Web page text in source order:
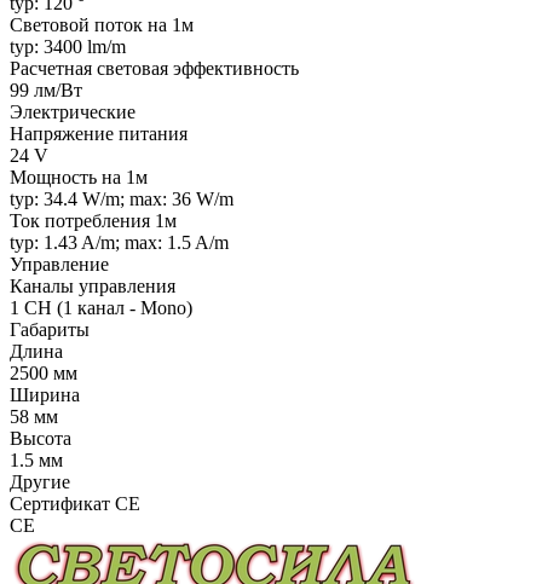
Световой поток на 1м
typ: 3400 lm/m
Расчетная световая эффективность
99 лм/Вт
Электрические
Напряжение питания
24 V
Мощность на 1м
typ: 34.4 W/m; max: 36 W/m
Ток потребления 1м
typ: 1.43 A/m; max: 1.5 A/m
Управление
Каналы управления
1 CH (1 канал - Mono)
Габариты
Длина
2500 мм
Ширина
58 мм
Высота
1.5 мм
Другие
Сертификат CE
CE